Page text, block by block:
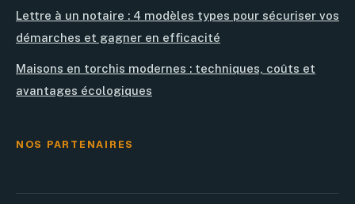
Lettre à un notaire : 4 modèles types pour sécuriser vos
démarches et gagner en efficacité
Maisons en torchis modernes : techniques, coûts et
avantages écologiques
NOS PARTENAIRES